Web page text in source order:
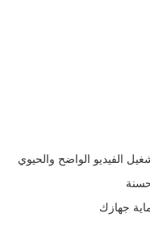
الفيديو الواضح والحيوي
جهازك